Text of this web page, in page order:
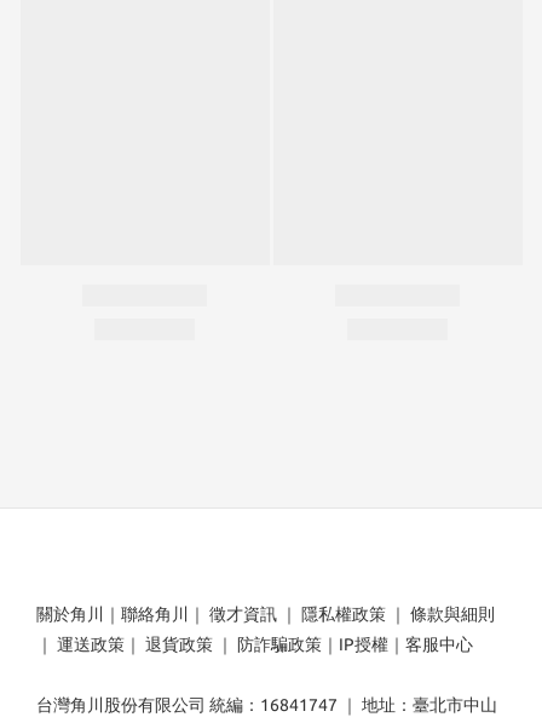
關於角川 ｜ 聯絡角川 ｜ 徵才資訊 ｜ 隱私權政策 ｜ 條款與細則
｜ 運送政策 ｜ 退貨政策 ｜ 防詐騙政策 ｜ IP授權 ｜ 客服中心
台灣角川股份有限公司 統編：16841747 ｜ 地址：臺北市中山